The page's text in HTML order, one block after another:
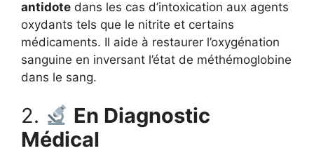
antidote dans les cas d’intoxication aux agents
oxydants tels que le nitrite et certains
médicaments. Il aide à restaurer l’oxygénation
sanguine en inversant l’état de méthémoglobine
dans le sang.
2.
En Diagnostic
Médical